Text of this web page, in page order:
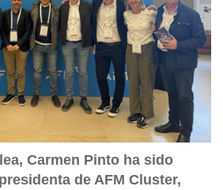
Carmen Pinto ha sido
de AFM Cluster,